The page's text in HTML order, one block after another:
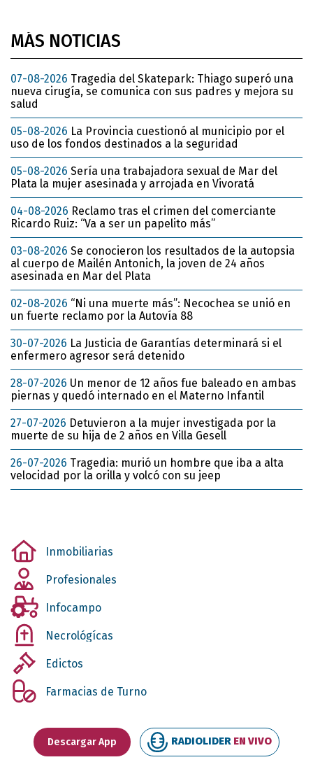
MÁS NOTICIAS
07-08-2026 Tragedia del Skatepark: Thiago superó una
nueva cirugía, se comunica con sus padres y mejora su
salud
05-08-2026 La Provincia cuestionó al municipio por el
uso de los fondos destinados a la seguridad
05-08-2026 Sería una trabajadora sexual de Mar del
Plata la mujer asesinada y arrojada en Vivoratá
04-08-2026 Reclamo tras el crimen del comerciante
Ricardo Ruiz: “Va a ser un papelito más”
03-08-2026 Se conocieron los resultados de la autopsia
al cuerpo de Mailén Antonich, la joven de 24 años
asesinada en Mar del Plata
02-08-2026 “Ni una muerte más”: Necochea se unió en
un fuerte reclamo por la Autovía 88
30-07-2026 La Justicia de Garantías determinará si el
enfermero agresor será detenido
28-07-2026 Un menor de 12 años fue baleado en ambas
piernas y quedó internado en el Materno Infantil
27-07-2026 Detuvieron a la mujer investigada por la
muerte de su hija de 2 años en Villa Gesell
26-07-2026 Tragedia: murió un hombre que iba a alta
velocidad por la orilla y volcó con su jeep
Inmobiliarias
Profesionales
Infocampo
Necrológícas
Edictos
Farmacias de Turno
Descargar App RADIOLIDER EN VIVO